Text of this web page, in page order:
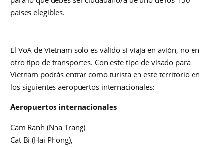
países elegibles.
El VoA de Vietnam solo es válido si viaja en avión, no en
otro tipo de transportes. Con este tipo de visado para
Vietnam podrás entrar como turista en este territorio en
los siguientes aeropuertos internacionales:
Aeropuertos internacionales
Cam Ranh (Nha Trang)
Cat Bi (Hai Phong),